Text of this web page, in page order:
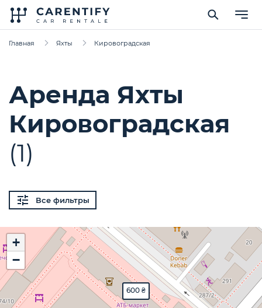
Главная Яхты Кировоградская
Аренда Яхты
Кировоградская
(1)
Все фильтры
600 ₴
+
−